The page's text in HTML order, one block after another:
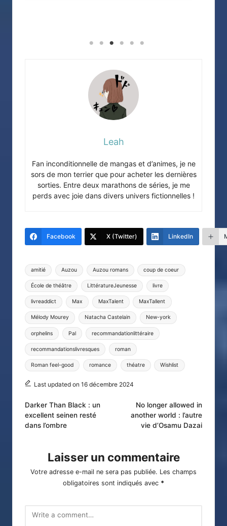
Leah
Fan inconditionnelle de mangas et d’animes, je ne
sors de mon terrier que pour acheter les dernières
sorties. Entre deux marathons de séries, je me
perds avec joie dans divers univers fictionnelles !
Facebook X (Twitter) LinkedIn
Tags:
amitié Auzou Auzou romans coup de coeur
École de théâtre LittératureJeunesse livre
livreaddict Max MaxTalent MaxTallent
Mélody Mourey Natacha Castelain New-york
orphelins Pal recommandationlittéraire
recommandationslivresques roman
Roman feel-good romance théatre Wishlist
Last updated on 16 décembre 2024
Post
navigation
Darker Than Black : un
excellent seinen resté
dans l’ombre
No longer allowed in
another world : l’autre
vie d’Osamu Dazai
Laisser un commentaire
Votre adresse e-mail ne sera pas publiée. Les champs
obligatoires sont indiqués avec *